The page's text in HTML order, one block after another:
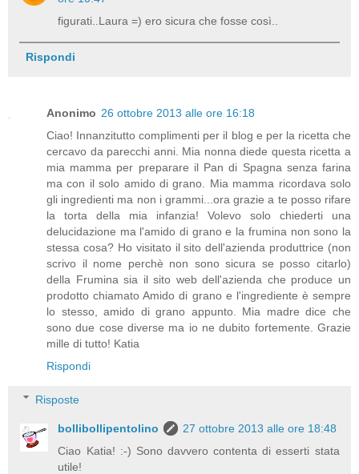
figurati..Laura =) ero sicura che fosse così..
Rispondi
Anonimo 26 ottobre 2013 alle ore 16:18
Ciao! Innanzitutto complimenti per il blog e per la ricetta che
cercavo da parecchi anni. Mia nonna diede questa ricetta a
mia mamma per preparare il Pan di Spagna senza farina
ma con il solo amido di grano. Mia mamma ricordava solo
gli ingredienti ma non i grammi...ora grazie a te posso rifare
la torta della mia infanzia! Volevo solo chiederti una
delucidazione ma l'amido di grano e la frumina non sono la
stessa cosa? Ho visitato il sito dell'azienda produttrice (non
scrivo il nome perchè non sono sicura se posso citarlo)
della Frumina sia il sito web dell'azienda che produce un
prodotto chiamato Amido di grano e l'ingrediente è sempre
lo stesso, amido di grano appunto. Mia madre dice che
sono due cose diverse ma io ne dubito fortemente. Grazie
mille di tutto! Katia
Rispondi
Risposte
bollibollipentolino
27 ottobre 2013 alle ore 18:48
Ciao Katia! :-) Sono davvero contenta di esserti stata
utile!